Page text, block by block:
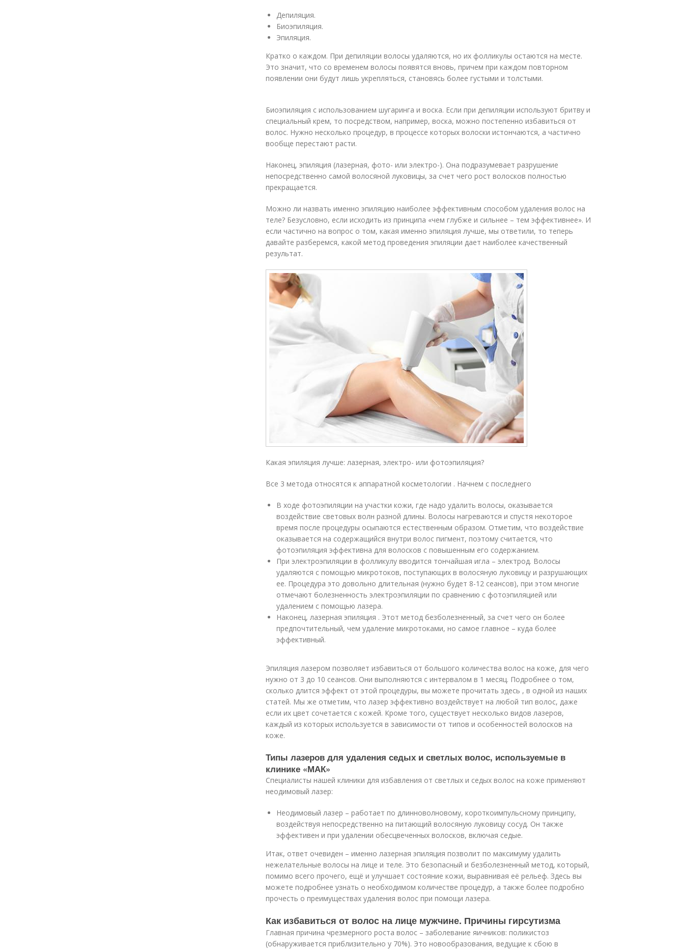
Депиляция.
Биоэпиляция.
Эпиляция.
Кратко о каждом. При депиляции волосы удаляются, но их фолликулы остаются на месте.
Это значит, что со временем волосы появятся вновь, причем при каждом повторном
появлении они будут лишь укрепляться, становясь более густыми и толстыми.
Биоэпиляция с использованием шугаринга и воска. Если при депиляции используют бритву и
специальный крем, то посредством, например, воска, можно постепенно избавиться от
волос. Нужно несколько процедур, в процессе которых волоски истончаются, а частично
вообще перестают расти.
Наконец, эпиляция (лазерная, фото- или электро-). Она подразумевает разрушение
непосредственно самой волосяной луковицы, за счет чего рост волосков полностью
прекращается.
Можно ли назвать именно эпиляцию наиболее эффективным способом удаления волос на
теле? Безусловно, если исходить из принципа «чем глубже и сильнее – тем эффективнее». И
если частично на вопрос о том, какая именно эпиляция лучше, мы ответили, то теперь
давайте разберемся, какой метод проведения эпиляции дает наиболее качественный
результат.
Какая эпиляция лучше: лазерная, электро- или фотоэпиляция?
Все 3 метода относятся к аппаратной косметологии . Начнем с последнего
В ходе фотоэпиляции на участки кожи, где надо удалить волосы, оказывается
воздействие световых волн разной длины. Волосы нагреваются и спустя некоторое
время после процедуры осыпаются естественным образом. Отметим, что воздействие
оказывается на содержащийся внутри волос пигмент, поэтому считается, что
фотоэпиляция эффективна для волосков с повышенным его содержанием.
При электроэпиляции в фолликулу вводится тончайшая игла – электрод. Волосы
удаляются с помощью микротоков, поступающих в волосяную луковицу и разрушающих
ее. Процедура это довольно длительная (нужно будет 8-12 сеансов), при этом многие
отмечают болезненность электроэпиляции по сравнению с фотоэпиляцией или
удалением с помощью лазера.
Наконец, лазерная эпиляция . Этот метод безболезненный, за счет чего он более
предпочтительный, чем удаление микротоками, но самое главное – куда более
эффективный.
Эпиляция лазером позволяет избавиться от большого количества волос на коже, для чего
нужно от 3 до 10 сеансов. Они выполняются с интервалом в 1 месяц. Подробнее о том,
сколько длится эффект от этой процедуры, вы можете прочитать здесь , в одной из наших
статей. Мы же отметим, что лазер эффективно воздействует на любой тип волос, даже
если их цвет сочетается с кожей. Кроме того, существует несколько видов лазеров,
каждый из которых используется в зависимости от типов и особенностей волосков на
коже.
Типы лазеров для удаления седых и светлых волос, используемые в
клинике «МАК»
Специалисты нашей клиники для избавления от светлых и седых волос на коже применяют
неодимовый лазер:
Неодимовый лазер – работает по длинноволновому, короткоимпульсному принципу,
воздействуя непосредственно на питающий волосяную луковицу сосуд. Он также
эффективен и при удалении обесцвеченных волосков, включая седые.
Итак, ответ очевиден – именно лазерная эпиляция позволит по максимуму удалить
нежелательные волосы на лице и теле. Это безопасный и безболезненный метод, который,
помимо всего прочего, ещё и улучшает состояние кожи, выравнивая её рельеф. Здесь вы
можете подробнее узнать о необходимом количестве процедур, а также более подробно
прочесть о преимуществах удаления волос при помощи лазера.
Как избавиться от волос на лице мужчине. Причины гирсутизма
Главная причина чрезмерного роста волос – заболевание яичников: поликистоз
(обнаруживается приблизительно у 70%). Это новообразования, ведущие к сбою в